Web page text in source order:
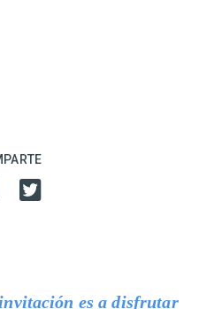
es a disfrutar